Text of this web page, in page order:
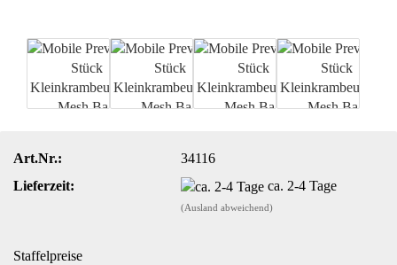
Art.Nr.:
34116
Lieferzeit:
ca. 2-4 Tage
(Ausland abweichend)
Staffelpreise